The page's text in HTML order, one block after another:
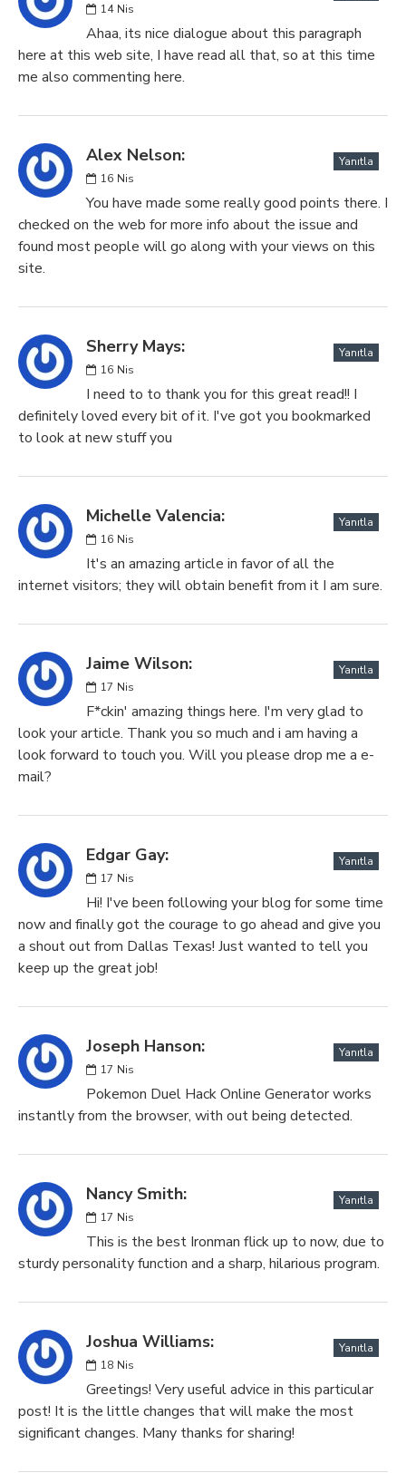
14 Nis
Ahaa, its nice dialogue about this paragraph
here at this web site, I have read all that, so at this time
me also commenting here.
Alex Nelson:
16 Nis
Yanıtla
You have made some really good points there. I
checked on the web for more info about the issue and
found most people will go along with your views on this
site.
Sherry Mays:
16 Nis
Yanıtla
I need to to thank you for this great read!! I
definitely loved every bit of it. I've got you bookmarked
to look at new stuff you
Michelle Valencia:
16 Nis
Yanıtla
It's an amazing article in favor of all the
internet visitors; they will obtain benefit from it I am sure.
Jaime Wilson:
17 Nis
Yanıtla
F*ckin' amazing things here. I'm very glad to
look your article. Thank you so much and i am having a
look forward to touch you. Will you please drop me a e-
mail?
Edgar Gay:
17 Nis
Yanıtla
Hi! I've been following your blog for some time
now and finally got the courage to go ahead and give you
a shout out from Dallas Texas! Just wanted to tell you
keep up the great job!
Joseph Hanson:
17 Nis
Yanıtla
Pokemon Duel Hack Online Generator works
instantly from the browser, with out being detected.
Nancy Smith:
17 Nis
Yanıtla
This is the best Ironman flick up to now, due to
sturdy personality function and a sharp, hilarious program.
Joshua Williams:
18 Nis
Yanıtla
Greetings! Very useful advice in this particular
post! It is the little changes that will make the most
significant changes. Many thanks for sharing!